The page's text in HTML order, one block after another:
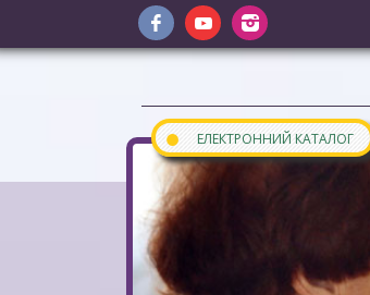
● ЕЛЕКТРОННИЙ КАТАЛОГ